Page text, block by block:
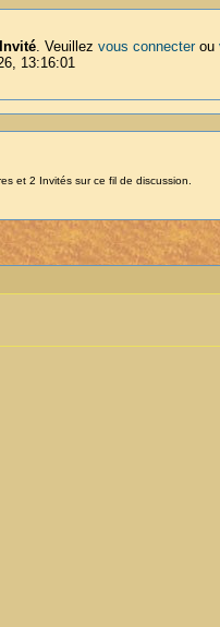
Invité. Veuillez vous connecterou
13:16:01
et 2 Invités sur ce fil de discussion.